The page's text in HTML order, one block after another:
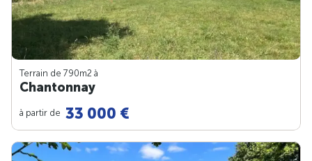
Terrain de 790m2 à
Chantonnay
à partir de 33 000 €